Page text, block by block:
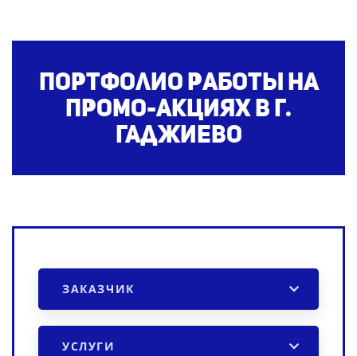
Портфолио работы на
промо-акцияхв г.
Гаджиево
ЗАКАЗЧИК
УСЛУГИ